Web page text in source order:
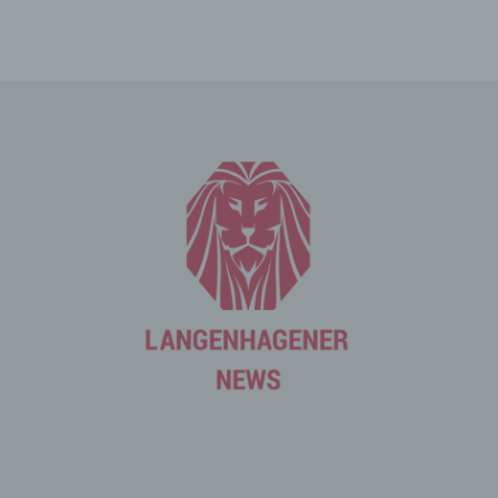
besuchten Internetseiten und Servern, den individuellen
Browser der betroffenen Person von anderen
Internetbrowsern, die andere Cookies enthalten, zu
unterscheiden. Ein bestimmter Internetbrowser kann
über die eindeutige Cookie-ID wiedererkannt und
Internetseite nutzerfreundlichere Services bereitstellen,
die ohne die Cookie-Setzung nicht möglich wären.